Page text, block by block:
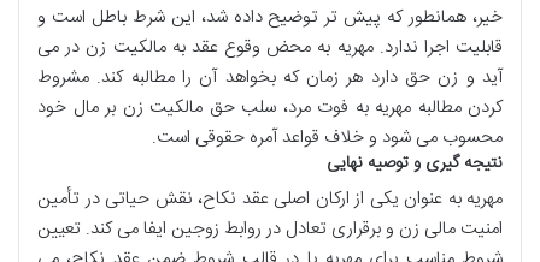
خیر، همانطور که پیش تر توضیح داده شد، این شرط باطل است و
قابلیت اجرا ندارد. مهریه به محض وقوع عقد به مالکیت زن در می
آید و زن حق دارد هر زمان که بخواهد آن را مطالبه کند. مشروط
کردن مطالبه مهریه به فوت مرد، سلب حق مالکیت زن بر مال خود
محسوب می شود و خلاف قواعد آمره حقوقی است.
نتیجه گیری و توصیه نهایی
مهریه به عنوان یکی از ارکان اصلی عقد نکاح، نقش حیاتی در تأمین
امنیت مالی زن و برقراری تعادل در روابط زوجین ایفا می کند. تعیین